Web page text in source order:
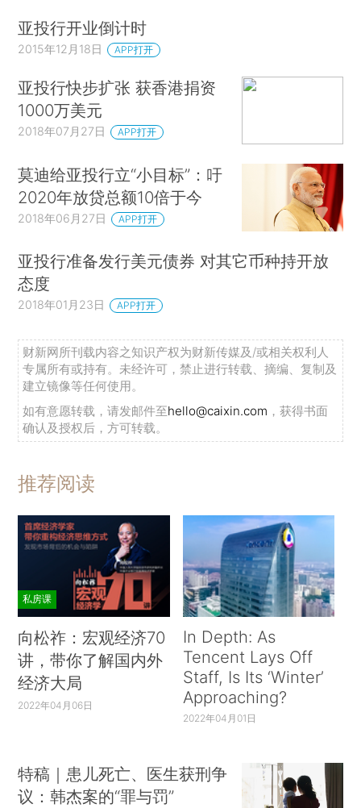
亚投行开业倒计时
2015年12月18日 APP打开
亚投行快步扩张 获香港捐资
1000万美元
2018年07月27日 APP打开
莫迪给亚投行立“小目标”：吁
2020年放贷总额10倍于今
2018年06月27日 APP打开
亚投行准备发行美元债券 对其它币种持开放
态度
2018年01月23日 APP打开
财新网所刊载内容之知识产权为财新传媒及/或相关权利人
专属所有或持有。未经许可，禁止进行转载、摘编、复制及
建立镜像等任何使用。
如有意愿转载，请发邮件至hello@caixin.com ，获得书面
确认及授权后，方可转载。
推荐阅读
私房课
向松祚：宏观经济70
讲，带你了解国内外
经济大局
2022年04月06日
In Depth: As
Tencent Lays Off
Staff, Is Its ‘Winter’
Approaching?
2022年04月01日
特稿｜患儿死亡、医生获刑争
议：韩杰案的“罪与罚”